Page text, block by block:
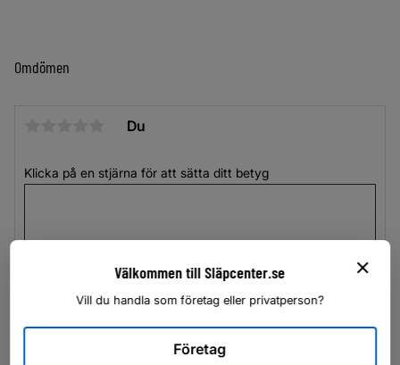
Omdömen
Du
Klicka på en stjärna för att sätta ditt betyg
Välkommen till Släpcenter.se
Vill du handla som företag eller privatperson?
Företag